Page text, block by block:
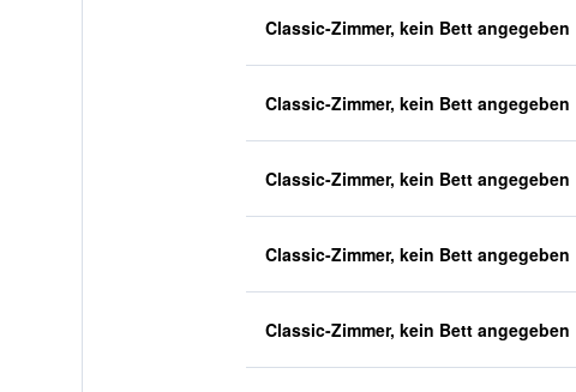
Classic-Zimmer, kein Bett angegeben
Classic-Zimmer, kein Bett angegeben
Classic-Zimmer, kein Bett angegeben
Classic-Zimmer, kein Bett angegeben
Classic-Zimmer, kein Bett angegeben